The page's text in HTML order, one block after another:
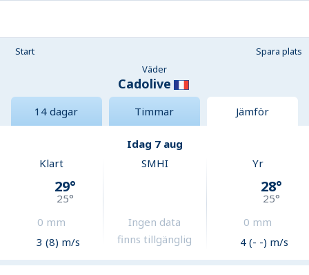
Start
Spara plats
Väder
Cadolive
14 dagar Timmar Jämför
Idag 7 aug
Klart
29°
25°
0 mm
3 (8) m/s
SMHI
Ingen data
finns tillgänglig
Yr
28°
25°
0 mm
4 (- -) m/s